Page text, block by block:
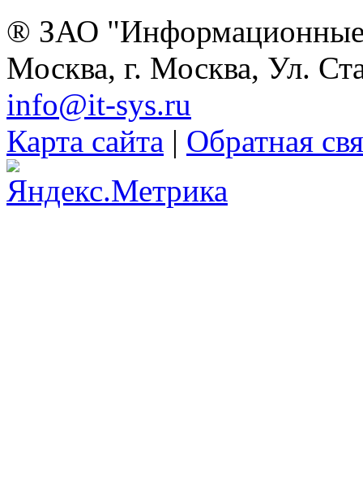
® ЗАО "Информационные
Москва, г. Москва, Ул.
info@it-sys.ru
Карта сайта | Обратная